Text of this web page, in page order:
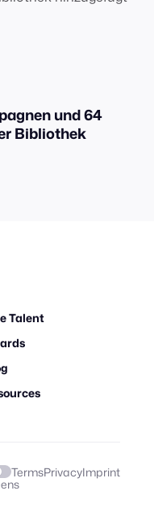
und 64
Bibliothek
Talent
TermsPrivacyImprint